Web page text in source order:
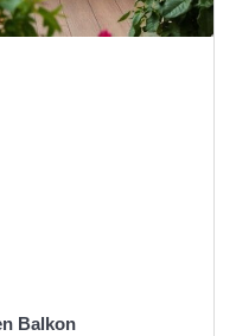
Balkon